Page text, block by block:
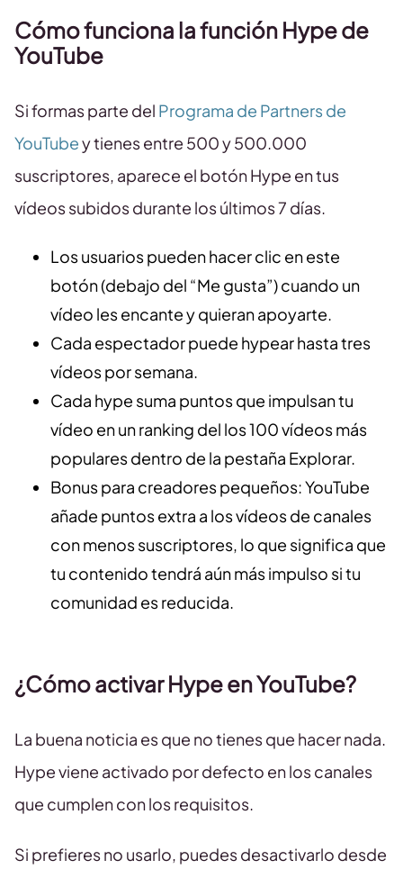
Cómo funciona la función Hype de
YouTube
Si formas parte del Programa de Partners de
YouTubey tienes entre 500 y 500.000
suscriptores, aparece el botón Hype en tus
vídeos subidos durante los últimos 7 días.
Los usuarios pueden hacer clic en este
botón (debajo del “Me gusta”) cuando un
vídeo les encante y quieran apoyarte.
Cada espectador puede hypear hasta tres
vídeos por semana.
Cada hype suma puntos que impulsan tu
vídeo en un ranking del los 100 vídeos más
populares dentro de la pestaña Explorar.
Bonus para creadores pequeños: YouTube
añade puntos extra a los vídeos de canales
con menos suscriptores, lo que significa que
tu contenido tendrá aún más impulso si tu
comunidad es reducida.
¿Cómo activar Hype en YouTube?
La buena noticia es que no tienes que hacer nada.
Hype viene activado por defecto en los canales
que cumplen con los requisitos.
Si prefieres no usarlo, puedes desactivarlo desde